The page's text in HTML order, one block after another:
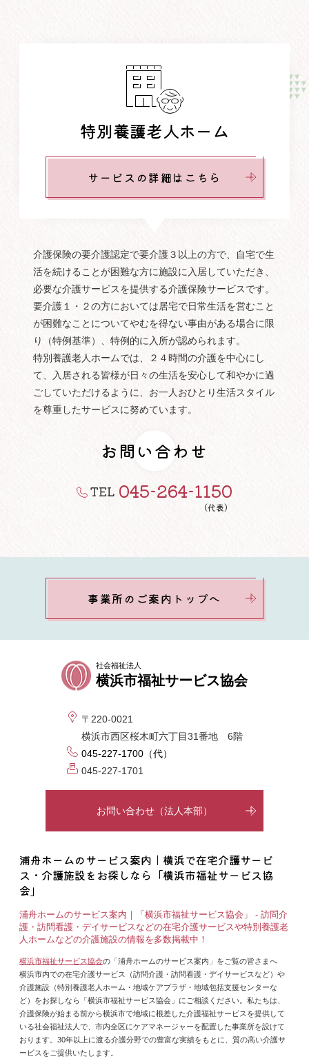
特別養護老人ホーム
サービスの詳細はこちら
介護保険の要介護認定で要介護３以上の方で、自宅で生
活を続けることが困難な方に施設に入居していただき、
必要な介護サービスを提供する介護保険サービスです。
要介護１・２の方においては居宅で日常生活を営むこと
が困難なことについてやむを得ない事由がある場合に限
り（特例基準）、特例的に入所が認められます。
特別養護老人ホームでは、２４時間の介護を中心にし
て、入居される皆様が日々の生活を安心して和やかに過
ごしていただけるように、お一人おひとり生活スタイル
を尊重したサービスに努めています。
お問い合わせ
TEL 045-264-1150
（代表）
事業所のご案内トップへ
社会福祉法人
横浜市福祉サービス協会
〒220-0021
横浜市西区桜木町六丁目31番地 6階
045-227-1700（代）
045-227-1701
お問い合わせ（法人本部）
浦舟ホームのサービス案内｜横浜で在宅介護サービ
ス・介護施設をお探しなら「横浜市福祉サービス協
会」
浦舟ホームのサービス案内｜「横浜市福祉サービス協会」 - 訪問介
護・訪問看護・デイサービスなどの在宅介護サービスや特別養護老
人ホームなどの介護施設の情報を多数掲載中！
横浜市福祉サービス協会の「浦舟ホームのサービス案内」をご覧の皆さまへ
横浜市内での在宅介護サービス（訪問介護・訪問看護・デイサービスなど）や
介護施設（特別養護老人ホーム・地域ケアプラザ・地域包括支援センターな
ど）をお探しなら「横浜市福祉サービス協会」にご相談ください。私たちは、
介護保険が始まる前から横浜市で地域に根差した介護福祉サービスを提供して
いる社会福祉法人で、市内全区にケアマネージャーを配置した事業所を設けて
おります。30年以上に渡る介護分野での豊富な実績をもとに、質の高い介護サ
ービスをご提供いたします。